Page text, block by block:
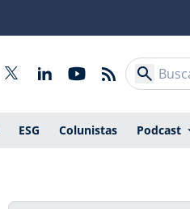
ESG Colunistas Podcast